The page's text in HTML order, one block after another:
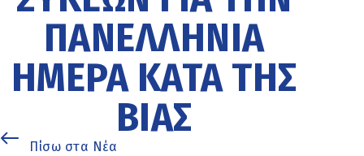
ΠΑΝΕΛΛΉΝΙΑ
ΗΜΈΡΑ ΚΑΤΆ ΤΗΣ
ΒΊΑΣ
Πίσω στα Νέα